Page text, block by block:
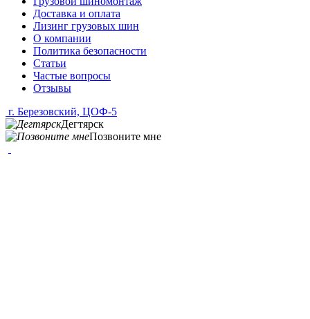
Доставка и оплата
Лизинг грузовых шин
О компании
Политика безопасности
Статьи
Частые вопросы
Отзывы
г. Березовский, ЦОФ-5
Дегтярск
Позвоните мне